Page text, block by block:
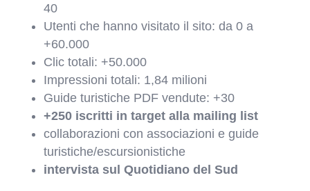
40
Utenti che hanno visitato il sito: da 0 a
+60.000
Clic totali: +50.000
Impressioni totali: 1,84 milioni
Guide turistiche PDF vendute: +30
+250 iscritti in target alla mailing list
collaborazioni con associazioni e guide
turistiche/escursionistiche
intervista sul Quotidiano del Sud